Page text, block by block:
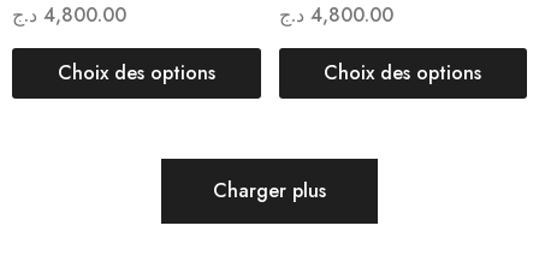
4,800.00 د.ج
Choix des options
4,800.00 د.ج
Choix des options
Charger plus